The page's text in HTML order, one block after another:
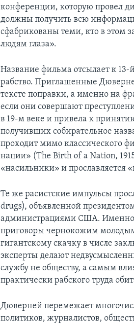
конференции, которую провел
должны получить всю
сфабрикованы теми, кто в этом
людям глаза».
Название фильма отсылает к
рабство. Приглашенные
тексте поправки, а именно на
если они совершают
в 19-м веке и привела к
получивших собирательное
проходит мимо классического
нации» (The Birth of a Nation,
«насильники» и прославляется
Те же расистские импульсы
drugs), объявленной
администрациями США. Именно
приговоры чернокожим
гигантскому скачку в числе
эксперты делают
службу не обществу, а самым
практически рабского труда
Дюверней перемежает
политиков, журналистов,